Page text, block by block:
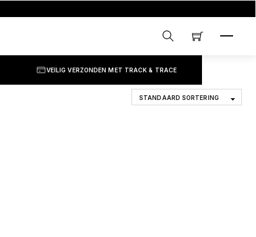
MENU
SEARCH
VEILIG VERZONDEN MET TRACK & TRACE